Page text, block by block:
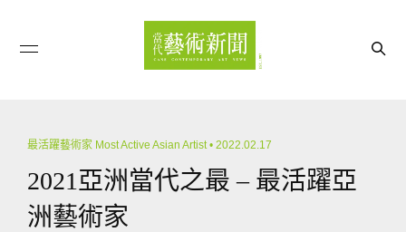
最活躍藝術家 Most Active Asian Artist• 2022.02.17
2021亞洲當代之最 – 最活躍亞
洲藝術家